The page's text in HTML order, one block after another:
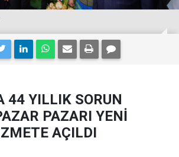
44 YILLIK SORUN
PAZARI YENİ
AÇILDI